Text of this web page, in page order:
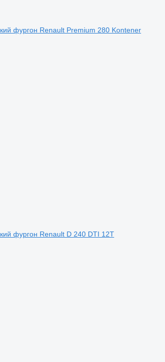
фургон Renault Premium 280 Kontener
фургон Renault D 240 DTI 12T